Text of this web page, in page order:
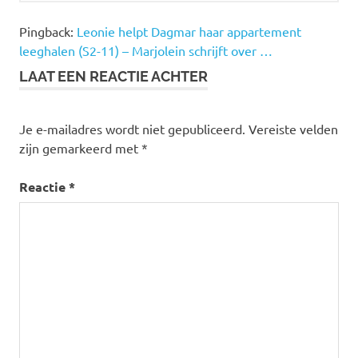
Pingback: Leonie helpt Dagmar haar appartement
leeghalen (S2-11) – Marjolein schrijft over …
LAAT EEN REACTIE ACHTER
Je e-mailadres wordt niet gepubliceerd. Vereiste velden
zijn gemarkeerd met *
Reactie*